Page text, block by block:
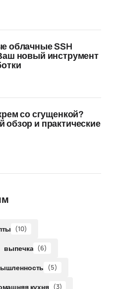
облачные SSH
новый инструмент
со сгущенкой?
обзор и практические
(10)
выпечка (6)
(5)
кухня (3)